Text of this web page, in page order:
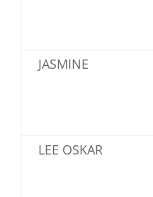
JASMINE
LEE OSKAR